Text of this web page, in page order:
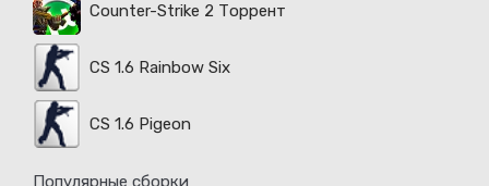
Counter-Strike 2 Торрент
CS 1.6 Rainbow Six
CS 1.6 Pigeon
Популярные сборки